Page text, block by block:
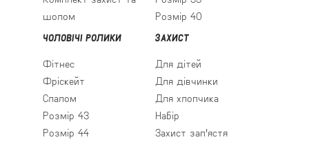
шолом
Розмір 40
ЧОЛОВІЧІ РОЛИКИ
Фітнес
Фріскейт
Слалом
Розмір 43
Розмір 44
ЗАХИСТ
Для дітей
Для дівчинки
Для хлопчика
Набір
Захист зап'ястя